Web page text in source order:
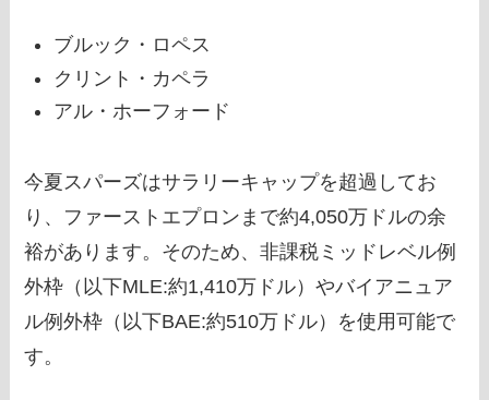
ブルック・ロペス
クリント・カペラ
アル・ホーフォード
今夏スパーズはサラリーキャップを超過してお
り、ファーストエプロンまで約4,050万ドルの余
裕があります。そのため、非課税ミッドレベル例
外枠（以下MLE:約1,410万ドル）やバイアニュア
ル例外枠（以下BAE:約510万ドル）を使用可能で
す。